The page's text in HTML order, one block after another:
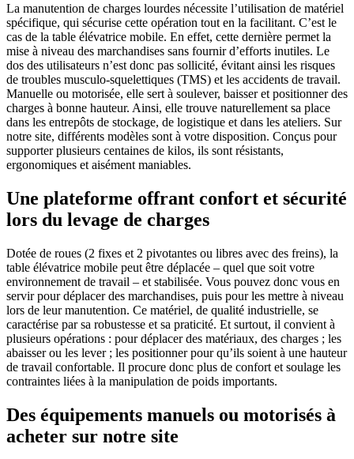
La manutention de charges lourdes nécessite l’utilisation de matériel
spécifique, qui sécurise cette opération tout en la facilitant. C’est le
cas de la table élévatrice mobile. En effet, cette dernière permet la
mise à niveau des marchandises sans fournir d’efforts inutiles. Le
dos des utilisateurs n’est donc pas sollicité, évitant ainsi les risques
de troubles musculo-squelettiques (TMS) et les accidents de travail.
Manuelle ou motorisée, elle sert à soulever, baisser et positionner des
charges à bonne hauteur. Ainsi, elle trouve naturellement sa place
dans les entrepôts de stockage, de logistique et dans les ateliers. Sur
notre site, différents modèles sont à votre disposition. Conçus pour
supporter plusieurs centaines de kilos, ils sont résistants,
ergonomiques et aisément maniables.
Une plateforme offrant confort et sécurité
lors du levage de charges
Dotée de roues (2 fixes et 2 pivotantes ou libres avec des freins), la
table élévatrice mobile peut être déplacée – quel que soit votre
environnement de travail – et stabilisée. Vous pouvez donc vous en
servir pour déplacer des marchandises, puis pour les mettre à niveau
lors de leur manutention. Ce matériel, de qualité industrielle, se
caractérise par sa robustesse et sa praticité. Et surtout, il convient à
plusieurs opérations : pour déplacer des matériaux, des charges ; les
abaisser ou les lever ; les positionner pour qu’ils soient à une hauteur
de travail confortable. Il procure donc plus de confort et soulage les
contraintes liées à la manipulation de poids importants.
Des équipements manuels ou motorisés à
acheter sur notre site